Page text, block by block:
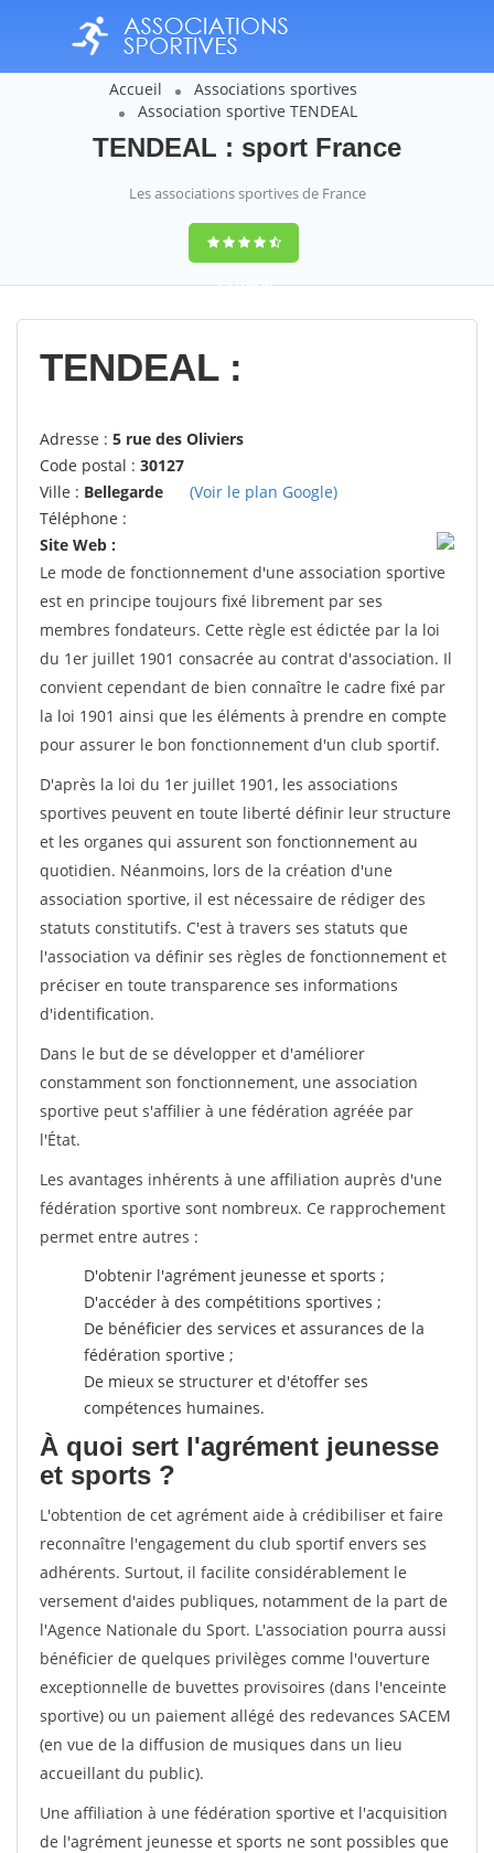
Accueil
Associations sportives
Association sportive TENDEAL
TENDEAL : sport France
Les associations sportives de France
9,4(100%)
14358votes
TENDEAL :
Adresse : 5 rue des Oliviers
Code postal : 30127
Ville : Bellegarde
(Voir le plan Google)
Téléphone :
Site Web :
Le mode de fonctionnement d'une association sportive
est en principe toujours fixé librement par ses
membres fondateurs. Cette règle est édictée par la loi
du 1er juillet 1901 consacrée au contrat d'association. Il
convient cependant de bien connaître le cadre fixé par
la loi 1901 ainsi que les éléments à prendre en compte
pour assurer le bon fonctionnement d'un club sportif.
D'après la loi du 1er juillet 1901, les associations
sportives peuvent en toute liberté définir leur structure
et les organes qui assurent son fonctionnement au
quotidien. Néanmoins, lors de la création d'une
association sportive, il est nécessaire de rédiger des
statuts constitutifs. C'est à travers ses statuts que
l'association va définir ses règles de fonctionnement et
préciser en toute transparence ses informations
d'identification.
Dans le but de se développer et d'améliorer
constamment son fonctionnement, une association
sportive peut s'affilier à une fédération agréée par
l'État.
Les avantages inhérents à une affiliation auprès d'une
fédération sportive sont nombreux. Ce rapprochement
permet entre autres :
D'obtenir l'agrément jeunesse et sports ;
D'accéder à des compétitions sportives ;
De bénéficier des services et assurances de la
fédération sportive ;
De mieux se structurer et d'étoffer ses
compétences humaines.
À quoi sert l'agrément jeunesse
et sports ?
L'obtention de cet agrément aide à crédibiliser et faire
reconnaître l'engagement du club sportif envers ses
adhérents. Surtout, il facilite considérablement le
versement d'aides publiques, notamment de la part de
l'Agence Nationale du Sport. L'association pourra aussi
bénéficier de quelques privilèges comme l'ouverture
exceptionnelle de buvettes provisoires (dans l'enceinte
sportive) ou un paiement allégé des redevances SACEM
(en vue de la diffusion de musiques dans un lieu
accueillant du public).
Une affiliation à une fédération sportive et l'acquisition
de l'agrément jeunesse et sports ne sont possibles que